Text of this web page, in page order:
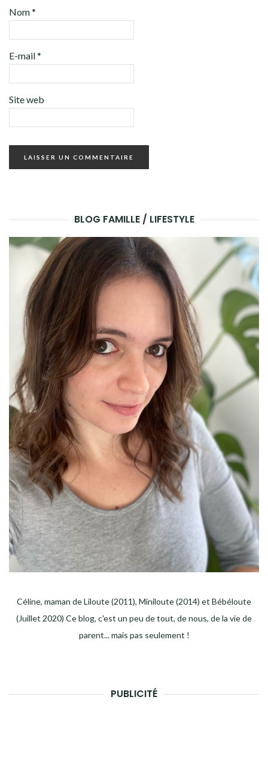
Nom*
E-mail*
Site web
BLOG FAMILLE / LIFESTYLE
Céline, maman de Liloute (2011), Miniloute (2014) et Bébéloute
(Juillet 2020) Ce blog, c'est un peu de tout, de nous, de la vie de
parent... mais pas seulement !
PUBLICITÉ